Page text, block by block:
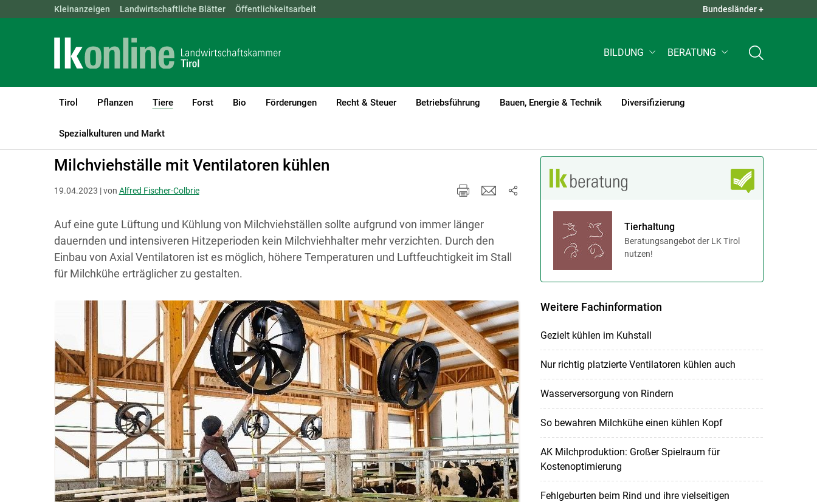
Landwirtschaftskammern: ÖSTERREICH BGLD KTN NÖ OÖ QUICK LINKS +
Kleinanzeigen Landwirtschaftliche Blätter Öffentlichkeitsarbeit Bundesländer +
BILDUNG BERATUNG
Tirol Pflanzen Tiere
(current)1
Forst Bio Förderungen Recht & Steuer Betriebsführung Bauen, Energie & Technik Diversifizierung
Spezialkulturen und Markt
LK Tirol Tiere Rinder Haltung, Management & Tierkomfort
Milchviehställe mit Ventilatoren kühlen
19.04.2023 | von Alfred Fischer-Colbrie
Auf eine gute Lüftung und Kühlung von Milchviehställen sollte aufgrund von immer länger
dauernden und intensiveren Hitzeperioden kein Milchviehhalter mehr verzichten. Durch den
Einbau von Axial Ventilatoren ist es möglich, höhere Temperaturen und Luftfeuchtigkeit im Stall
für Milchkühe erträglicher zu gestalten.
Tierhaltung
Beratungsangebot der LK Tirol
nutzen!
Weitere Fachinformation
Gezielt kühlen im Kuhstall
Nur richtig platzierte Ventilatoren kühlen auch
Wasserversorgung von Rindern
So bewahren Milchkühe einen kühlen Kopf
AK Milchproduktion: Großer Spielraum für
Kostenoptimierung
Fehlgeburten beim Rind und ihre vielseitigen